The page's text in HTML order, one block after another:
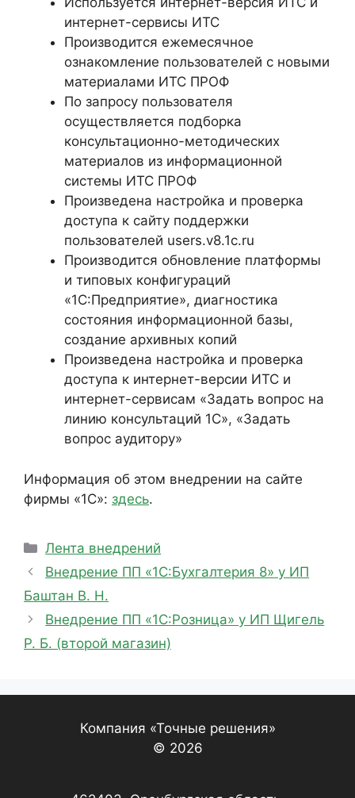
интернет-сервисы ИТС
Производится ежемесячное
ознакомление пользователей с новыми
материалами ИТС ПРОФ
По запросу пользователя
осуществляется подборка
консультационно-методических
материалов из информационной
системы ИТС ПРОФ
Произведена настройка и проверка
доступа к сайту поддержки
пользователей users.v8.1c.ru
Производится обновление платформы
и типовых конфигураций
«1С:Предприятие», диагностика
состояния информационной базы,
создание архивных копий
Произведена настройка и проверка
доступа к интернет-версии ИТС и
интернет-сервисам «Задать вопрос на
линию консультаций 1С», «Задать
вопрос аудитору»
Информация об этом внедрении на сайте
фирмы «1С»: здесь.
Рубрики
Лента внедрений
Внедрение ПП «1С:Бухгалтерия 8» у ИП
Баштан В. Н.
Внедрение ПП «1С:Розница» у ИП Щигель
Р. Б. (второй магазин)
Компания «Точные решения»
© 2026